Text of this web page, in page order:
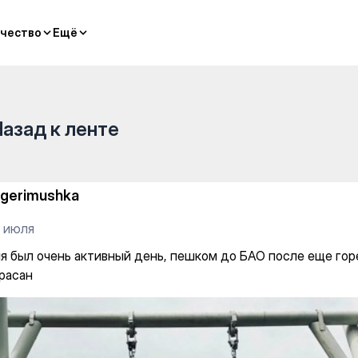
Ещё
Ещё
день, пешком до БАО
к ленте
июля
был очень активный день, пешком до БАО после еще